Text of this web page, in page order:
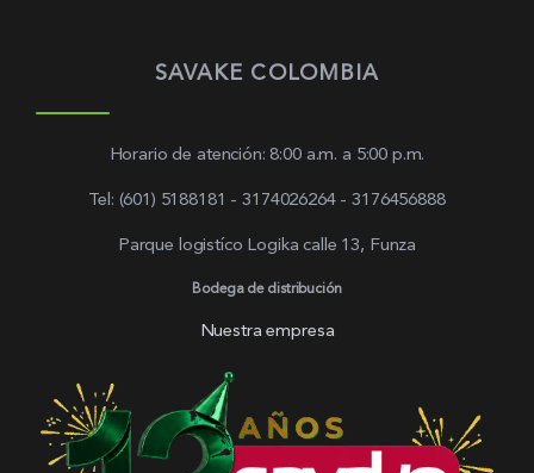
SAVAKE COLOMBIA
Horario de atención: 8:00 a.m. a 5:00 p.m.
Tel: (601) 5188181 - 3174026264 - 3176456888
Parque logistíco Logika calle 13, Funza
Bodega de distribución
Nuestra empresa